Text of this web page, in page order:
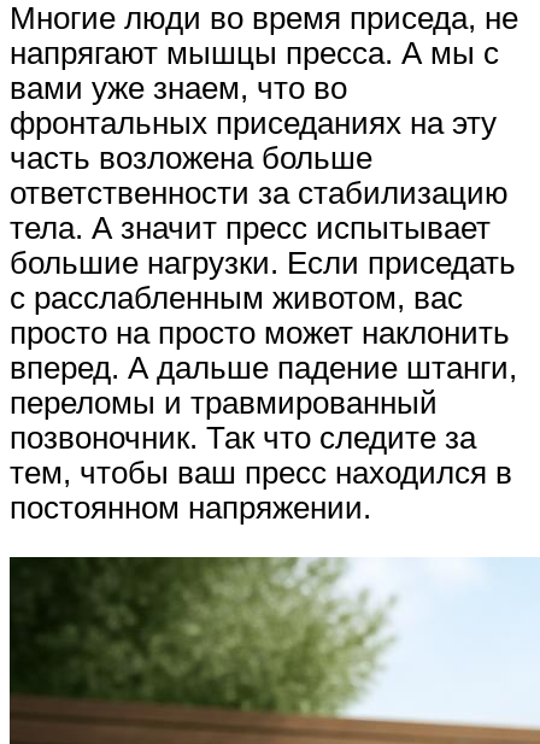
Многие люди во время приседа, не
напрягают мышцы пресса. А мы с
вами уже знаем, что во
фронтальных приседаниях на эту
часть возложена больше
ответственности за стабилизацию
тела. А значит пресс испытывает
большие нагрузки. Если приседать
с расслабленным животом, вас
просто на просто может наклонить
вперед. А дальше падение штанги,
переломы и травмированный
позвоночник. Так что следите за
тем, чтобы ваш пресс находился в
постоянном напряжении.